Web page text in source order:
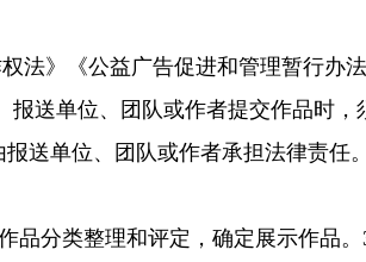
》《公益广告促进和管理暂行办法
送单位、团队或作者提交作品时，
送单位、团队或作者承担法律责任。
分类整理和评定，确定展示作品